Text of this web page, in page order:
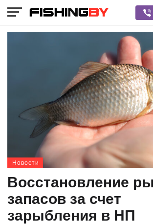
Новости
Восстановление
запасов за счет
зарыбления в НП